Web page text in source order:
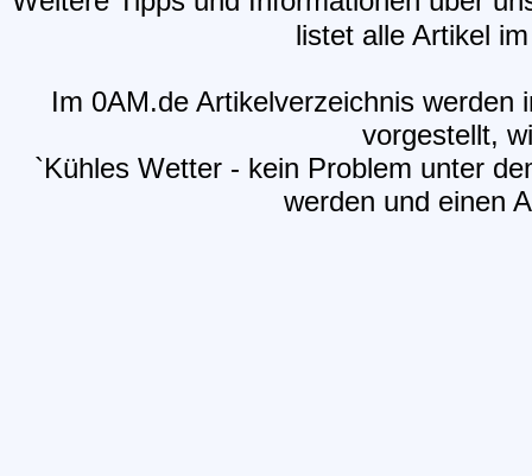
listet alle Artikel
Im 0AM.de Artikelverzeichnis
vorgestellt,
`Kühles Wetter - kein Problem unter
werden und einen